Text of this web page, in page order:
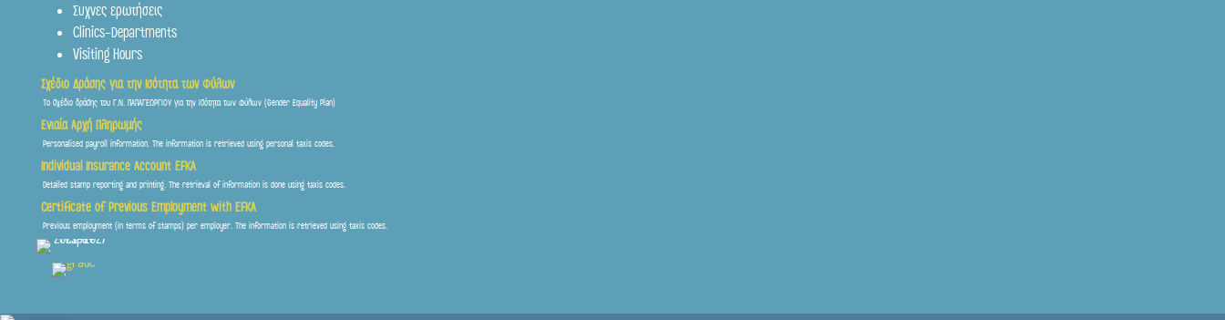
Συχνες ερωτήσεις
Clinics-Departments
Visiting Hours
Σχέδιο Δράσης για την Ισότητα των Φύλων
Το σχέδιο δράσης του Γ.Ν. ΠΑΠΑΓΕΩΡΓΙΟΥ για την Ισότητα των Φύλων (Gender Equality Plan)
Ενιαία Αρχή Πληρωμής
Personalised payroll information. The information is retrieved using personal taxis codes.
Individual Insurance Account EFKA
Detailed stamp reporting and printing. The retrieval of information is done using taxis codes.
Certificate of Previous Employment with EFKA
Previous employment (in terms of stamps) per employer. The information is retrieved using taxis codes.